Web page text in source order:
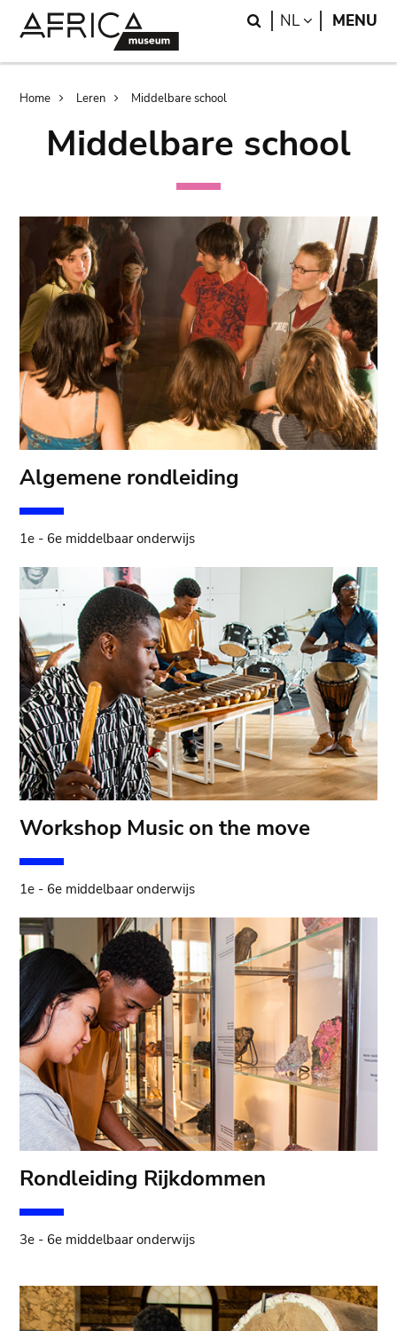
Search
NL LANGUAGE
MENU
Breadcrumb
Home Leren Middelbare school
Middelbare school
Algemene rondleiding
1e - 6e middelbaar onderwijs
Workshop Music on the move
1e - 6e middelbaar onderwijs
Rondleiding Rijkdommen
3e - 6e middelbaar onderwijs